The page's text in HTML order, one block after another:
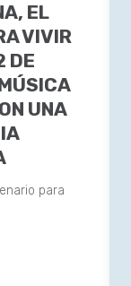
EL
VIVIR
DE
UNA
para